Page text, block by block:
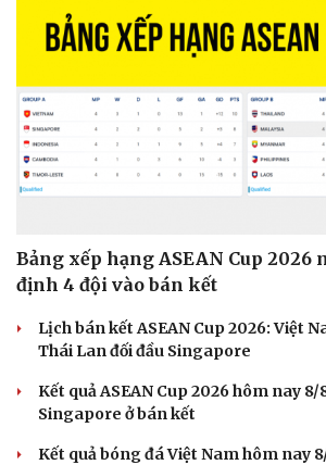
Bảng xếp hạng ASEAN Cup 2026
định 4 đội vào bán kết
Lịch bán kết ASEAN Cup 2026: Việt
Thái Lan đối đầu Singapore
Kết quả ASEAN Cup 2026 hôm nay
Singapore ở bán kết
Kết quả bóng đá Việt Nam hôm nay